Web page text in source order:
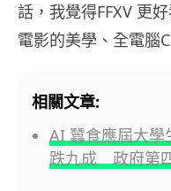
話，我覺得FFXV 更
電影的美學、全電腦
相關文章:
AI 蠶食應屆大
跌九成 政府第